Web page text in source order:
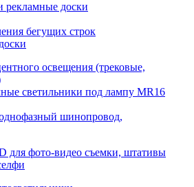
рекламные доски
бегущих строк
освещения (трековые,
светильники под лампу MR16
шинопровод,
для фото-видео съемки, штативы